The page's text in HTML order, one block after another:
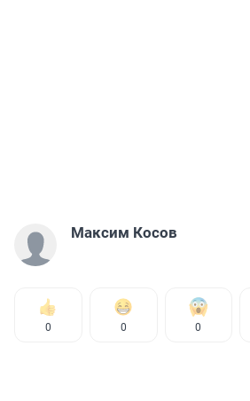
Максим Косов
0 0 0